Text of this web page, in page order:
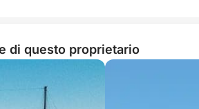
completa della bellezza
ideale per coppie, famiglie e
di questo proprietario